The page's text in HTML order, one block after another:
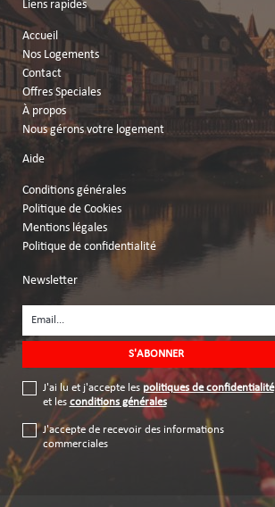
Liens rapides
Accueil
Nos Logements
Contact
Offres Speciales
À propos
Nous gérons votre logement
Aide
Conditions générales
Politique de Cookies
Mentions légales
Politique de confidentialité
Newsletter
J'ai lu et j'accepte les politiques de confidentialité
et les conditions générales
J'accepte de recevoir des informations
commerciales